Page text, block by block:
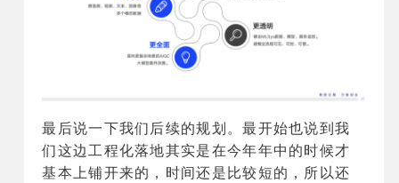
最后说一下我们后续的规划。最开始也说到我
们这边工程化落地其实是在今年年中的时候才
基本上铺开来的，时间还是比较短的，所以还